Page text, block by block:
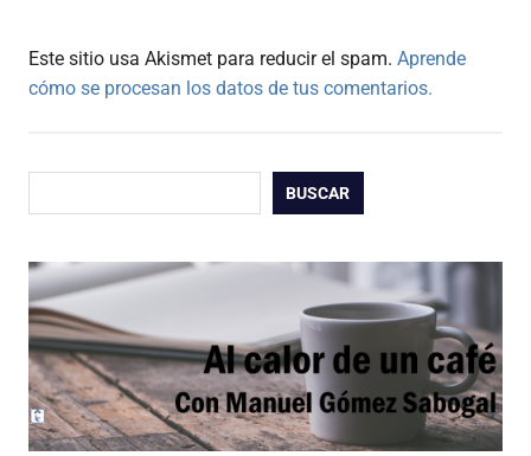
Este sitio usa Akismet para reducir el spam. Aprende
cómo se procesan los datos de tus comentarios.
BUSCAR